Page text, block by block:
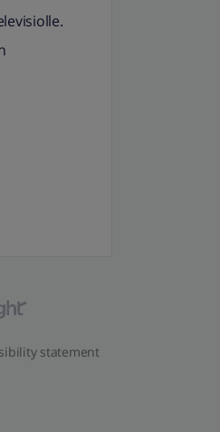
statement